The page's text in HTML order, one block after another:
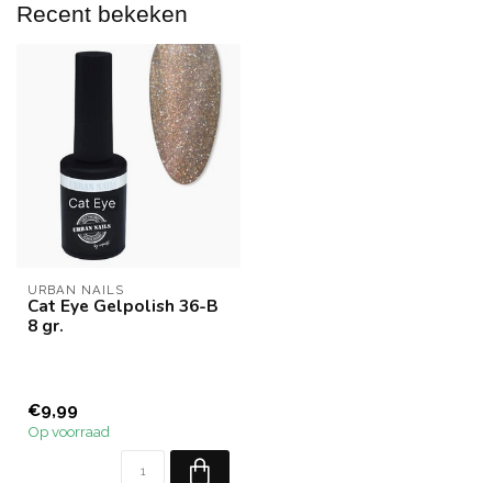
Recent bekeken
URBAN NAILS
Cat Eye Gelpolish 36-B
8 gr.
€9,99
Op voorraad